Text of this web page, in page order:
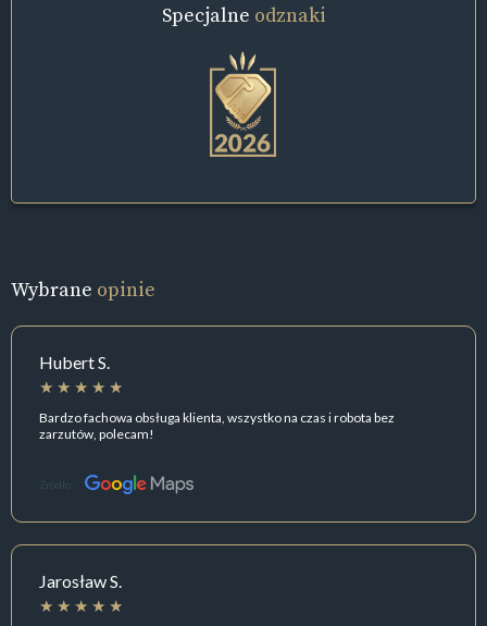
Specjalne odznaki
Wybrane opinie
Hubert S.
Bardzo fachowa obsługa klienta, wszystko na czas i robota bez
zarzutów, polecam!
Źródło:
Jarosław S.